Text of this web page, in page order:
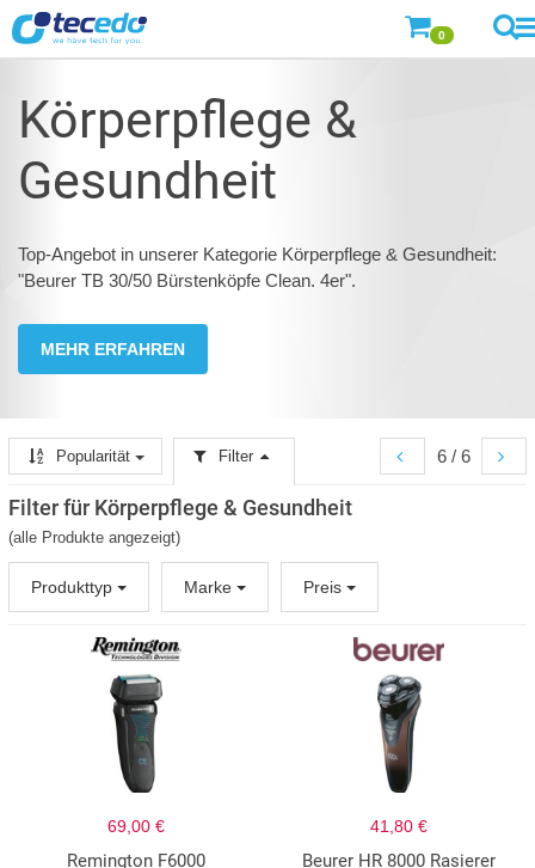
0
Körperpflege &
Gesundheit
Top-Angebot in unserer Kategorie Körperpflege & Gesundheit:
"Beurer TB 30/50 Bürstenköpfe Clean. 4er".
MEHR ERFAHREN
6 / 6
Popularität Filter
Filter für Körperpflege & Gesundheit
(alle Produkte angezeigt)
Produkttyp Marke Preis
69,00 €
Remington F6000
41,80 €
Beurer HR 8000 Rasierer